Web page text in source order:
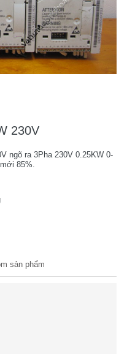
230V
ngõ ra 3Pha 230V 0.25KW 0-
85%.
sản phẩm